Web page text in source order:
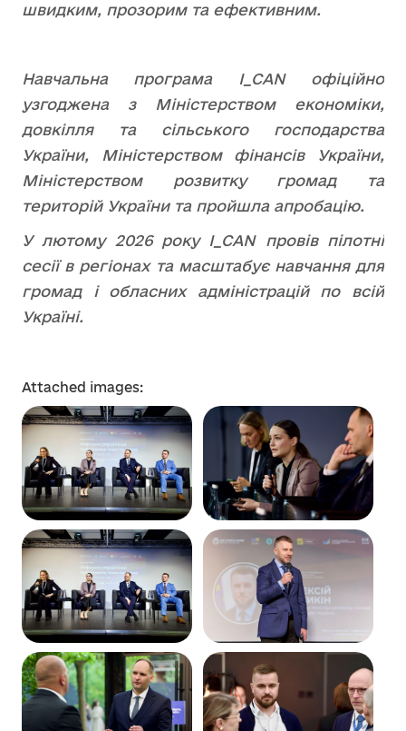
швидким, прозорим та ефективним.
Навчальна програма I_CAN офіційно
узгоджена з Міністерством економіки,
довкілля та сільського господарства
України, Міністерством фінансів України,
Міністерством розвитку громад та
територій України та пройшла апробацію.
У лютому 2026 року I_CAN провів пілотні
сесії в регіонах та масштабує навчання для
громад і обласних адміністрацій по всій
Україні.
Attached images: